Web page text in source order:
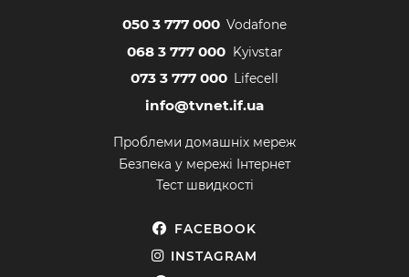
050 3 777 000 Vodafone
068 3 777 000 Kyivstar
073 3 777 000 Lifecell
info@tvnet.if.ua
Проблеми домашніх мереж
Безпека у мережі Інтернет
Тест швидкості
FACEBOOK
INSTAGRAM